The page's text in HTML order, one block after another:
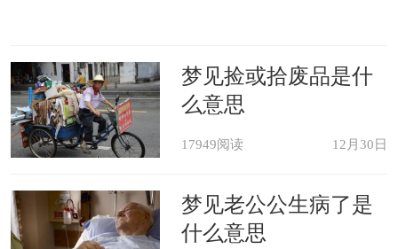
梦见捡或拾废品是什
么意思
17949阅读 12月30日
梦见老公公生病了是
什么意思